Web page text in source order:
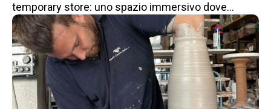
temporary store: uno spazio immersivo dove...